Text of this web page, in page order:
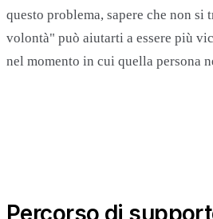
questo problema, sapere che non si
volontà" può aiutarti a essere più
nel momento in cui quella persona
Percorso di